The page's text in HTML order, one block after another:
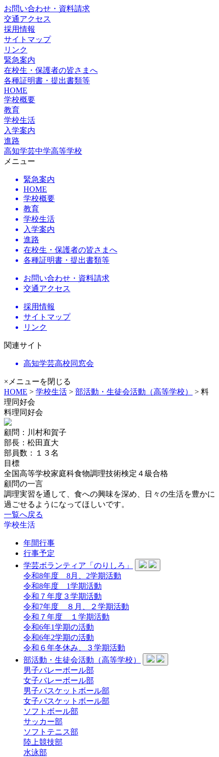
お問い合わせ・資料請求
交通アクセス
採用情報
サイトマップ
リンク
緊急案内
在校生・保護者の皆さまへ
各種証明書・提出書類等
HOME
学校概要
教育
学校生活
入学案内
進路
高知学芸中学高等学校
メニュー
緊急案内
HOME
学校概要
教育
学校生活
入学案内
進路
在校生・保護者の皆さまへ
各種証明書・提出書類等
お問い合わせ・資料請求
交通アクセス
採用情報
サイトマップ
リンク
関連サイト
高知学芸高校同窓会
×メニューを閉じる
HOME > 学校生活 > 部活動・生徒会活動（高等学校）
> 料
理同好会
料理同好会
顧問：川村和賀子
部長：松田直大
部員数：１３名
目標
全国高等学校家庭科食物調理技術検定４級合格
顧問の一言
調理実習を通して、食への興味を深め、日々の生活を豊かに
過ごせるようになってほしいです。
一覧へ戻る
学校生活
年間行事
行事予定
学芸ボランティア「のりしろ」
令和8年度 8月、2学期活動
令和8年度 1学期活動
令和７年度３学期活動
令和7年度 ８月、２学期活動
令和７年度 １学期活動
令和6年1学期の活動
令和6年2学期の活動
令和６年冬休み、３学期活動
部活動・生徒会活動（高等学校）
男子バレーボール部
女子バレーボール部
男子バスケットボール部
女子バスケットボール部
ソフトボール部
サッカー部
ソフトテニス部
陸上競技部
水泳部